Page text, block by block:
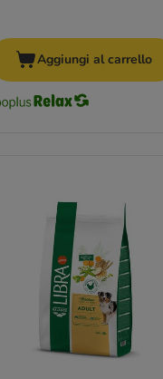
Aggiungi al carrello